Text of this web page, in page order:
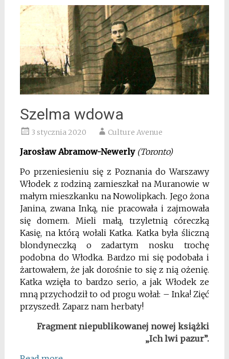
Szelma wdowa
3 stycznia 2020 Culture Avenue
Jarosław Abramow-Newerly (Toronto)
Po przeniesieniu się z Poznania do Warszawy
Włodek z rodziną zamieszkał na Muranowie w
małym mieszkanku na Nowolipkach. Jego żona
Janina, zwana Inką, nie pracowała i zajmowała
się domem. Mieli małą, trzyletnią córeczką
Kasię, na którą wołaliKatka. Katka była śliczną
blondyneczką o zadartym nosku trochę
podobna do Włodka. Bardzo mi się podobała i
żartowałem, że jak dorośnie to się z nią ożenię.
Katka wzięła tobardzo serio, a jak Włodek ze
mną przychodził to od progu wołał: – Inka! Zięć
przyszedł. Zaparz nam herbaty!
Fragment niepublikowanej nowej książki
„Ich lwi pazur”.